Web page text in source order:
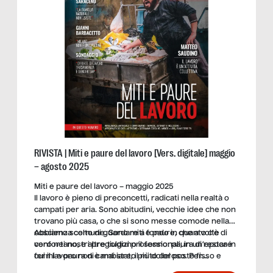
RIVISTA | Miti e paure del lavoro [Vers. digitale] maggio
– agosto 2025
Miti e paure del lavoro – maggio 2025
Il lavoro è pieno di preconcetti, radicati nella realtà o
campati per aria. Sono abitudini, vecchie idee che non
trovano più casa, o che si sono messe comode nella
coscienza comune. Sono miti e paure, che a volte
confortano, e altre tolgono il sonno: paura di restare
fermi e paura di cambiare; il mito del posto fisso e
Abbiamo scelto di guardare a fondo in quanto c’è di
vero nei nostri pregiudizi professionali, in un’epoca in
cui il lavoro non è mai stato più doloroso. Per